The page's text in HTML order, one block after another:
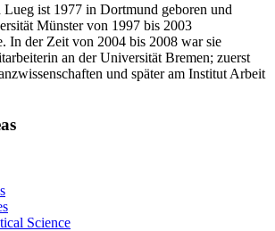
ist 1977 in Dortmund geboren und
Münster von 1997 bis 2003
In der Zeit von 2004 bis 2008 war sie
an der Universität Bremen; zuerst
und später am Institut Arbeit
Science